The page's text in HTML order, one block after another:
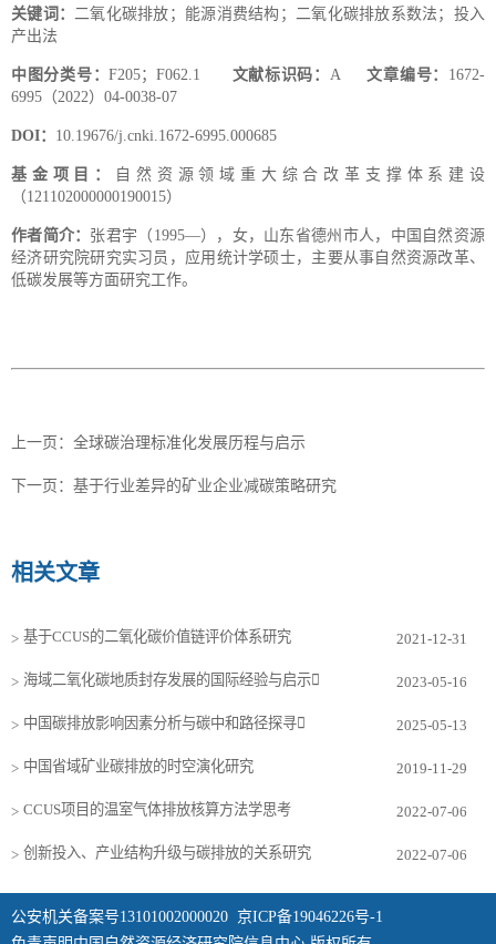
关键词：二氧化碳排放；能源消费结构；二氧化碳排放系数法；投入
产出法
中图分类号 ：F205；F062.1 文献标识码： A文章编号： 1672-
6995（2022）04-0038-07
DOI： 10.19676/j.cnki.1672-6995.000685
基金项目：
自然资源领域重大综合改革支撑体系建设
（121102000000190015）
作者简介： 张君宇（1995—），女，山东省德州市人，中国自然资源
经济研究院研究实习员，应用统计学硕士，主要从事自然资源改革、
低碳发展等方面研究工作。
上一页： 全球碳治理标准化发展历程与启示
下一页： 基于行业差异的矿业企业减碳策略研究
相关文章
> 基于CCUS的二氧化碳价值链评价体系研究 2021-12-31
> 海域二氧化碳地质封存发展的国际经验与启示 2023-05-16
> 中国碳排放影响因素分析与碳中和路径探寻 2025-05-13
> 中国省域矿业碳排放的时空演化研究 2019-11-29
> CCUS项目的温室气体排放核算方法学思考 2022-07-06
> 创新投入、产业结构升级与碳排放的关系研究 2022-07-06
公安机关备案号13101002000020 京ICP备19046226号-1